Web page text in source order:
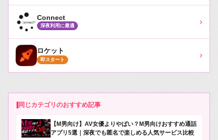
Connect
深夜利用に最適 ›
ロケット
即スタート ›
同じカテゴリのおすすめ記事
【M男向け】AV女優よりやばい？M男向けおすすめ通話
アプリ5選｜深夜でも匿名で楽しめる人気サービス比較